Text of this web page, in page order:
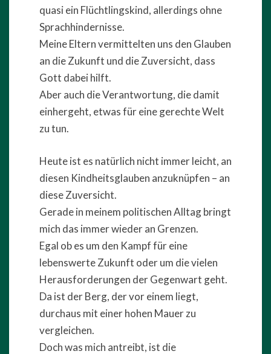
quasi ein Flüchtlingskind, allerdings ohne
Sprachhindernisse.
Meine Eltern vermittelten uns den Glauben
an die Zukunft und die Zuversicht, dass
Gott dabei hilft.
Aber auch die Verantwortung, die damit
einhergeht, etwas für eine gerechte Welt
zu tun.
Heute ist es natürlich nicht immer leicht, an
diesen Kindheitsglauben anzuknüpfen – an
diese Zuversicht.
Gerade in meinem politischen Alltag bringt
mich das immer wieder an Grenzen.
Egal ob es um den Kampf für eine
lebenswerte Zukunft oder um die vielen
Herausforderungen der Gegenwart geht.
Da ist der Berg, der vor einem liegt,
durchaus mit einer hohen Mauer zu
vergleichen.
Doch was mich antreibt, ist die